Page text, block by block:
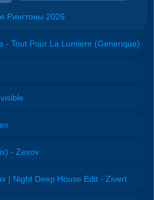
Рингтоны 2026
- Tout Pour La Lumiere (Generique)
- Zexov
| Night Deep House Edit - Zivert